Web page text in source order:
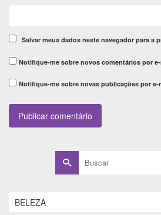
Salvar meus dados neste navegador para a
Notifique-me sobre novos comentários por
Notifique-me sobre novas publicações por e-
Buscar
por:
BELEZA